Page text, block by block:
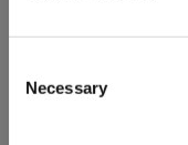
Selection
Necessary